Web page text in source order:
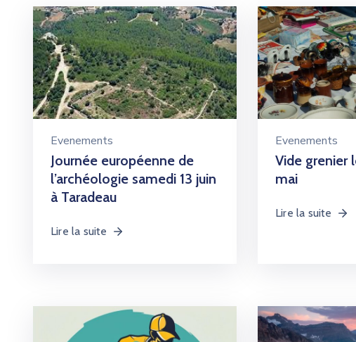
Evenements
Journée européenne de
l’archéologie samedi 13 juin
à Taradeau
Lire la suite
Evenements
Vide grenier
mai
Lire la suite